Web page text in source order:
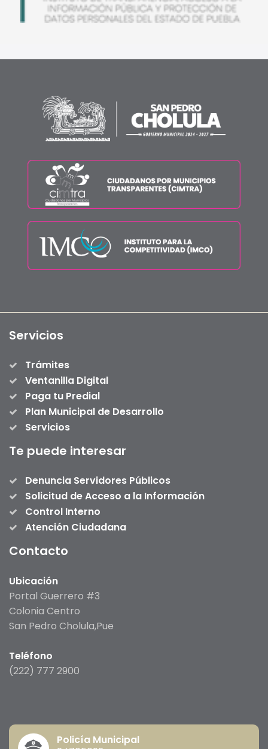
Servicios
Trámites
Ventanilla Digital
Paga tu Predial
Plan Municipal de Desarrollo
Servicios
Te puede interesar
Denuncia Servidores Públicos
Solicitud de Acceso a la Información
Control Interno
Atención Ciudadana
Contacto
Ubicación
Portal Guerrero #3
Colonia Centro
San Pedro Cholula,Pue
Teléfono
(222) 777 2900
Policía Municipal